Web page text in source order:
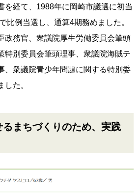
を経て、1988年に岡崎市議選に初当
比例当選し、通算4期務めました。
政務官、衆議院厚生労働委員会筆頭
特別委員会筆頭理事、衆議院海賊テ
、衆議院青少年問題に関する特別委
した。
まちづくりのため、実践